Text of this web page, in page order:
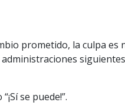
prometido, la culpa es
se puede!”.